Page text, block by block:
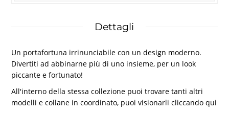
Dettagli
Un portafortuna irrinunciabile con un design moderno.
Divertiti ad abbinarne più di uno insieme, per un look
piccante e fortunato!
All'interno della stessa collezione puoi trovare tanti altri
modelli e collane in coordinato, puoi visionarli cliccando qui